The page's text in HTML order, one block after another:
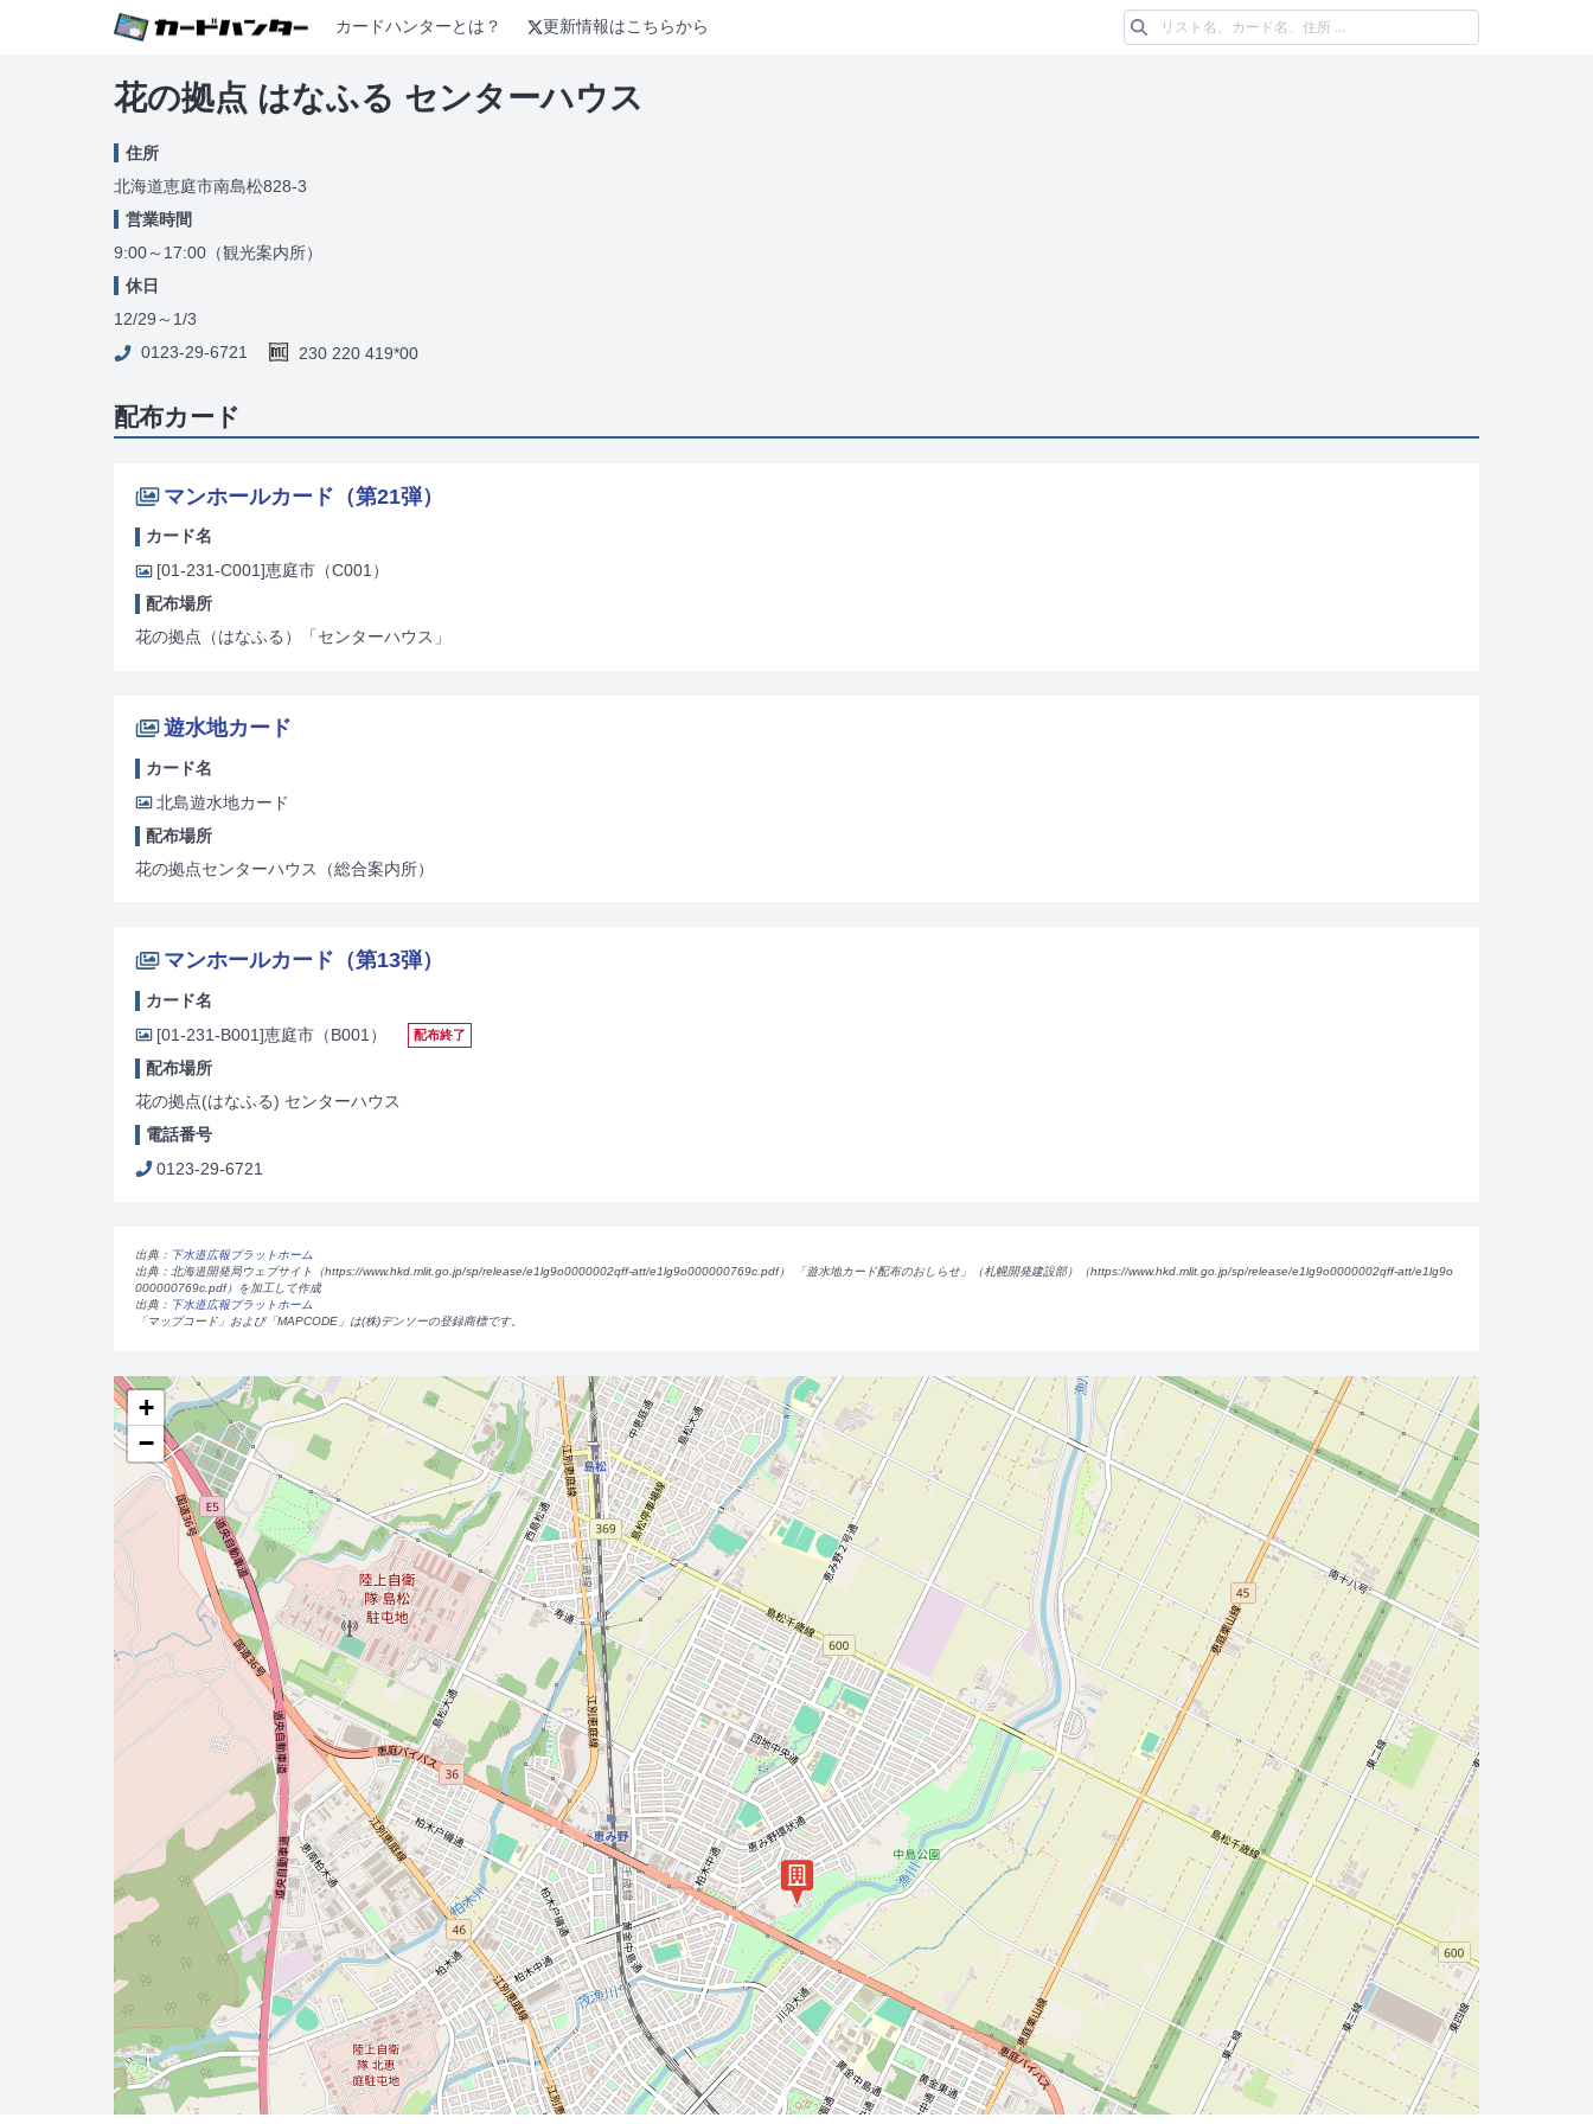
カードハンターとは？ 更新情報はこちらから
花の拠点 はなふる センターハウス
住所
北海道恵庭市南島松828-3
営業時間
9:00～17:00（観光案内所）
休日
12/29～1/3
0123-29-6721
230 220 419*00
配布カード
マンホールカード（第21弾）
カード名
[01-231-C001]恵庭市（C001）
配布場所
花の拠点（はなふる）「センターハウス」
遊水地カード
カード名
北島遊水地カード
配布場所
花の拠点センターハウス（総合案内所）
マンホールカード（第13弾）
カード名
[01-231-B001]恵庭市（B001） 配布終了
配布場所
花の拠点(はなふる) センターハウス
電話番号
0123-29-6721
出典： 下水道広報プラットホーム
出典：北海道開発局ウェブサイト（https://www.hkd.mlit.go.jp/sp/release/e1lg9o0000002qff-att/e1lg9o000000769c.pdf） 「遊水地カード配布のおしらせ」（札幌開発建設部）（https://www.hkd.mlit.go.jp/sp/release/e1lg9o0000002qff-att/e1lg9o
000000769c.pdf）を加工して作成
出典： 下水道広報プラットホーム
「マップコード」および「MAPCODE」は(株)デンソーの登録商標です。
+
−